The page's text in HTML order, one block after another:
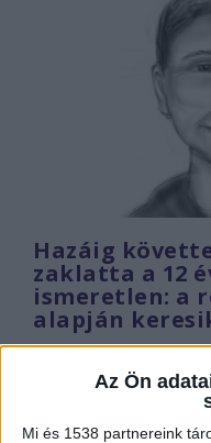
Az Ön
Mi és 1538 partnereink
Hazáig
zaklatta a 12
ismeretlen: a
alapján
Írta:Kékvillogo.hu|
A rendőrség
Komáromban